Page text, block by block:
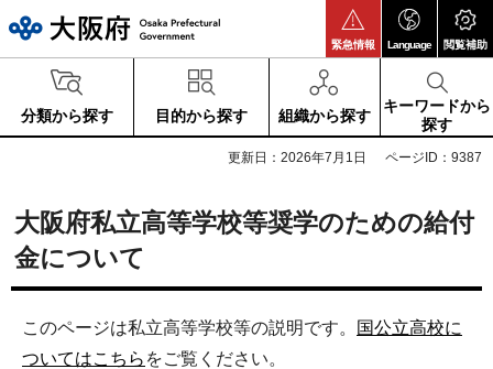
緊急情報 Language 閲覧補助
分類から探す 目的から探す 組織から探す
キーワードから
探す
更新日：2026年7月1日 ページID：9387
大阪府私立高等学校等奨学のための給付
金について
このページは私立高等学校等の説明です。
国公立高校に
ついてはこちら をご覧ください。